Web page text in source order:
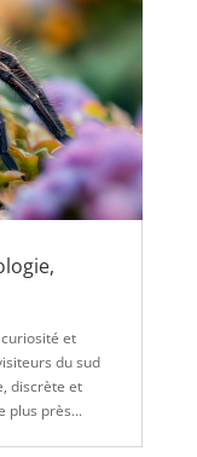
et
du sud
discrète et
plus près...